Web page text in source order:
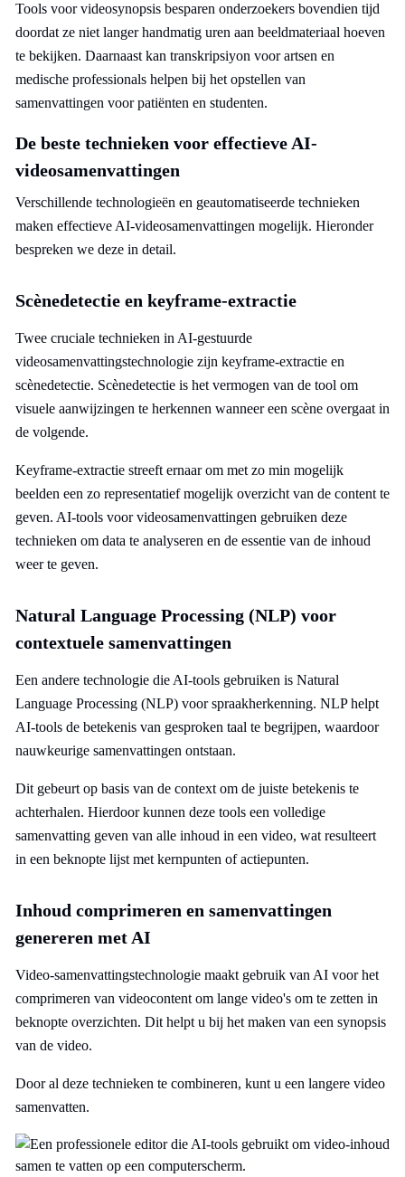
Tools voor videosynopsis besparen onderzoekers bovendien tijd
doordat ze niet langer handmatig uren aan beeldmateriaal hoeven
te bekijken. Daarnaast kan transkripsiyon voor artsen en
medische professionals helpen bij het opstellen van
samenvattingen voor patiënten en studenten.
De beste technieken voor effectieve AI-
videosamenvattingen
Verschillende technologieën en geautomatiseerde technieken
maken effectieve AI-videosamenvattingen mogelijk. Hieronder
bespreken we deze in detail.
Scènedetectie en keyframe-extractie
Twee cruciale technieken in AI-gestuurde
videosamenvattingstechnologie zijn keyframe-extractie en
scènedetectie. Scènedetectie is het vermogen van de tool om
visuele aanwijzingen te herkennen wanneer een scène overgaat in
de volgende.
Keyframe-extractie streeft ernaar om met zo min mogelijk
beelden een zo representatief mogelijk overzicht van de content te
geven. AI-tools voor videosamenvattingen gebruiken deze
technieken om data te analyseren en de essentie van de inhoud
weer te geven.
Natural Language Processing (NLP) voor
contextuele samenvattingen
Een andere technologie die AI-tools gebruiken is Natural
Language Processing (NLP) voor spraakherkenning. NLP helpt
AI-tools de betekenis van gesproken taal te begrijpen, waardoor
nauwkeurige samenvattingen ontstaan.
Dit gebeurt op basis van de context om de juiste betekenis te
achterhalen. Hierdoor kunnen deze tools een volledige
samenvatting geven van alle inhoud in een video, wat resulteert
in een beknopte lijst met kernpunten of actiepunten.
Inhoud comprimeren en samenvattingen
genereren met AI
Video-samenvattingstechnologie maakt gebruik van AI voor het
comprimeren van videocontent om lange video's om te zetten in
beknopte overzichten. Dit helpt u bij het maken van een synopsis
van de video.
Door al deze technieken te combineren, kunt u een langere video
samenvatten.